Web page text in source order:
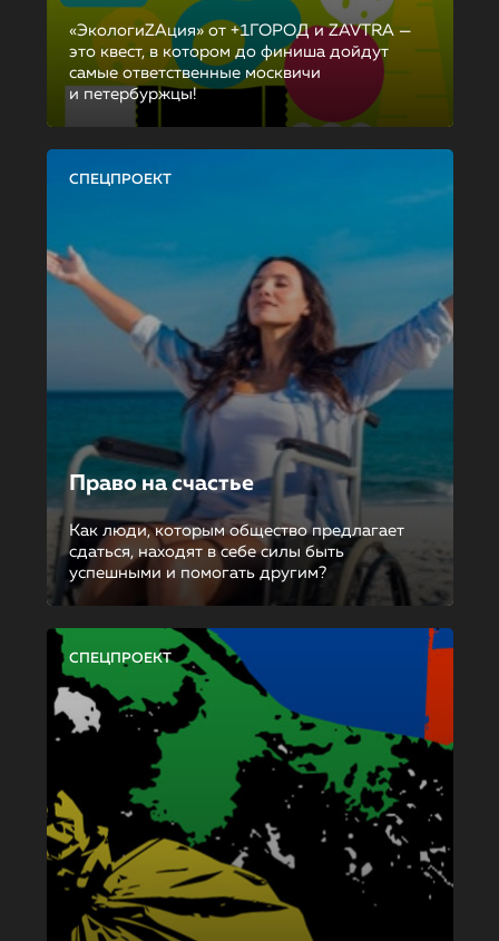
«ЭкологиZAция» от +1ГОРОД и ZAVTRA —
это квест, в котором до финиша дойдут
самые ответственные москвичи
и петербуржцы!
СПЕЦПРОЕКТ
Право на счастье
Как люди, которым общество предлагает
сдаться, находят в себе силы быть
успешными и помогать другим?
СПЕЦПРОЕКТ